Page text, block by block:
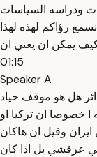
ودراسه السياسات
رؤاكم لهذه لهذا
يمكن ان يعني ان
01:15
Speaker A
هل هو موقف حياد
ا خصوصا ان تركيا او
وقيل ان هاكان
عرقشي بل اذا كان